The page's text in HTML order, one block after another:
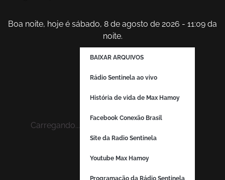
Boa noite, hoje é sábado, 8 de agosto de 2026 - 11:09 da
noite.
Carregando...
BAIXAR ARQUIVOS
Rádio Sentinela ao vivo
História de vida de Max Hamoy
Facebook Conexão Brasil
Site da Radio Sentinela
Youtube Max Hamoy
Programação da Rádio Sentinela